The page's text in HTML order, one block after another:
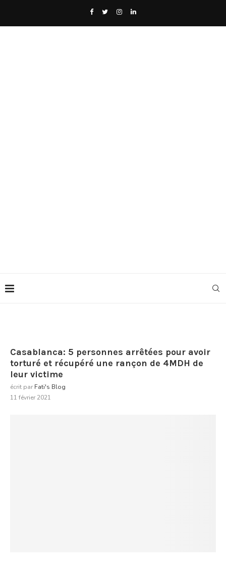
Casablanca: 5 personnes arrêtées pour avoir
torturé et récupéré une rançon de 4MDH de
leur victime
écrit par Fati's Blog
11 février 2021